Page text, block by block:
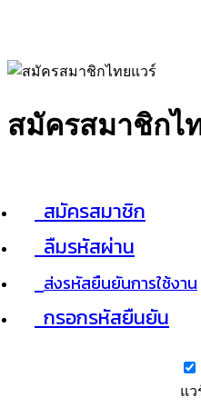
สมัครสมาชิกไ
สมัครสมาชิก
ลืมรหัสผ่าน
ส่งรหัสยืนยันการใช้งาน
กรอกรหัสยืนยัน
แว